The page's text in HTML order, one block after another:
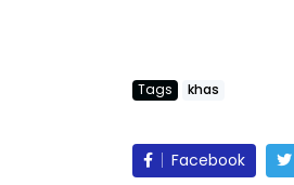
Tags khas
Facebook